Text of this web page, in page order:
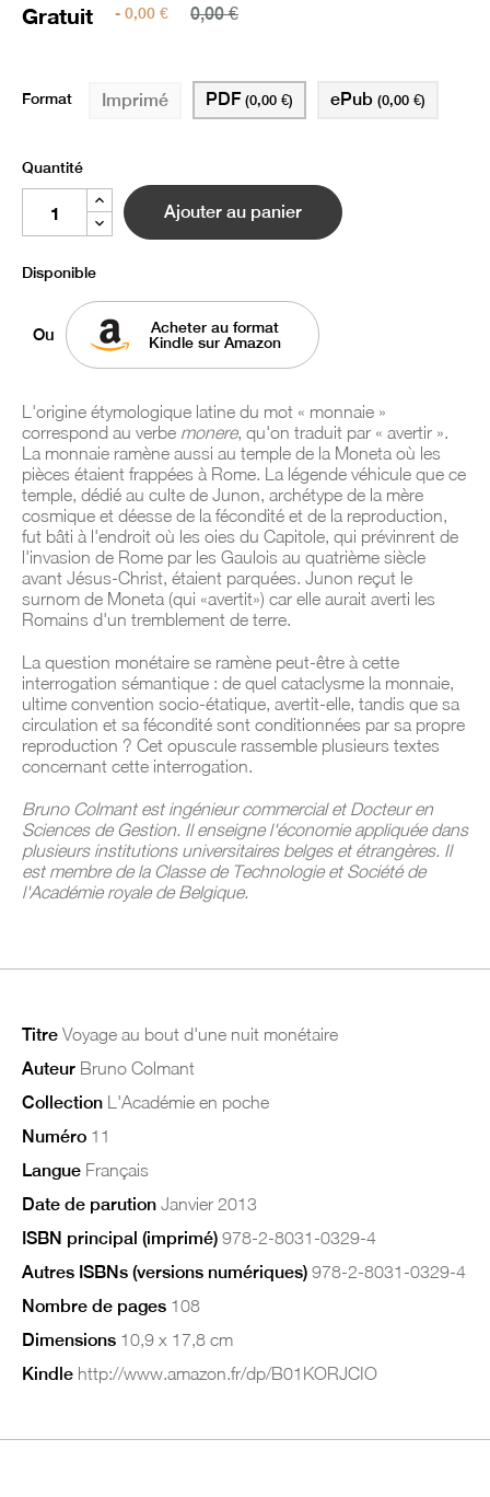
Gratuit - 0,00 € 0,00 €
Format Imprimé ePub (0,00 €)
PDF (0,00 €)
Quantité
Ajouter au panier
Disponible
Ou
Acheter au format
Kindle sur Amazon
L'origine étymologique latine du mot « monnaie »
correspond au verbe monere, qu'on traduit par « avertir ».
La monnaie ramène aussi au temple de la Moneta où les
pièces étaient frappées à Rome. La légende véhicule que ce
temple, dédié au culte de Junon, archétype de la mère
cosmique et déesse de la fécondité et de la reproduction,
fut bâti à l'endroit où les oies du Capitole, qui prévinrent de
l'invasion de Rome par les Gaulois au quatrième siècle
avant Jésus-Christ, étaient parquées. Junon reçut le
surnom de Moneta (qui «avertit») car elle aurait averti les
Romains d'un tremblement de terre.
La question monétaire se ramène peut-être à cette
interrogation sémantique : de quel cataclysme la monnaie,
ultime convention socio-étatique, avertit-elle, tandis que sa
circulation et sa fécondité sont conditionnées par sa propre
reproduction ? Cet opuscule rassemble plusieurs textes
concernant cette interrogation.
Bruno Colmant est ingénieur commercial et Docteur en
Sciences de Gestion. Il enseigne l'économie appliquée dans
plusieurs institutions universitaires belges et étrangères. Il
est membre de la Classe de Technologie et Société de
l'Académie royale de Belgique.
Titre Voyage au bout d'une nuit monétaire
Auteur Bruno Colmant
Collection L'Académie en poche
Numéro 11
Langue Français
Date de parution Janvier 2013
ISBN principal (imprimé) 978-2-8031-0329-4
Autres ISBNs (versions numériques) 978-2-8031-0329-4
Nombre de pages 108
Dimensions 10,9 x 17,8 cm
Kindle http://www.amazon.fr/dp/B01KORJCIO